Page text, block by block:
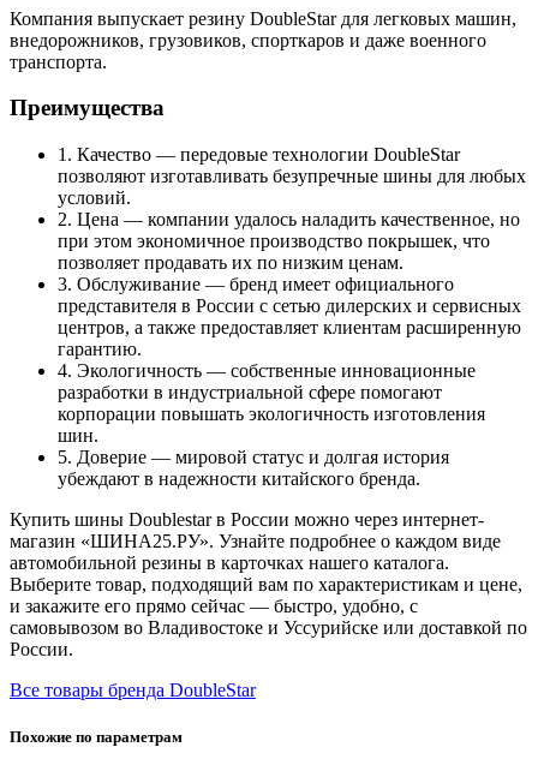
Компания выпускает резину DoubleStar для легковых машин,
внедорожников, грузовиков, спорткаров и даже военного
транспорта.
Преимущества
1. Качество — передовые технологии DoubleStar
позволяют изготавливать безупречные шины для любых
условий.
2. Цена — компании удалось наладить качественное, но
при этом экономичное производство покрышек, что
позволяет продавать их по низким ценам.
3. Обслуживание — бренд имеет официального
представителя в России с сетью дилерских и сервисных
центров, а также предоставляет клиентам расширенную
гарантию.
4. Экологичность — собственные инновационные
разработки в индустриальной сфере помогают
корпорации повышать экологичность изготовления
шин.
5. Доверие — мировой статус и долгая история
убеждают в надежности китайского бренда.
Купить шины Doublestar в России можно через интернет-
магазин «ШИНА25.РУ». Узнайте подробнее о каждом виде
автомобильной резины в карточках нашего каталога.
Выберите товар, подходящий вам по характеристикам и цене,
и закажите его прямо сейчас — быстро, удобно, с
самовывозом во Владивостоке и Уссурийске или доставкой по
России.
Все товары бренда DoubleStar
Похожие по параметрам